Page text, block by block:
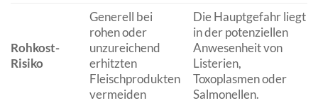
Rohkost-
Risiko
Generell bei
rohen oder
unzureichend
erhitzten
Fleischprodukten
vermeiden
Die Hauptgefahr liegt
in der potenziellen
Anwesenheit von
Listerien,
Toxoplasmen oder
Salmonellen.